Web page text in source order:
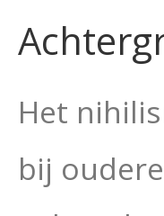
Het
bij